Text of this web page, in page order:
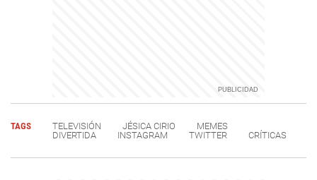
TAGS TELEVISIÓN JÉSICA CIRIO
MEMES
DIVERTIDA
INSTAGRAM TWITTER CRÍTICAS